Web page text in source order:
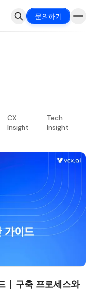
문의하기
CX
Insight
Tech
Insight
| 구축 프로세스와